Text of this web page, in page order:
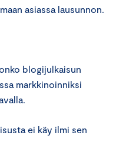
asiassa lausunnon.
blogijulkaisun
markkinoinniksi
ei käy ilmi sen